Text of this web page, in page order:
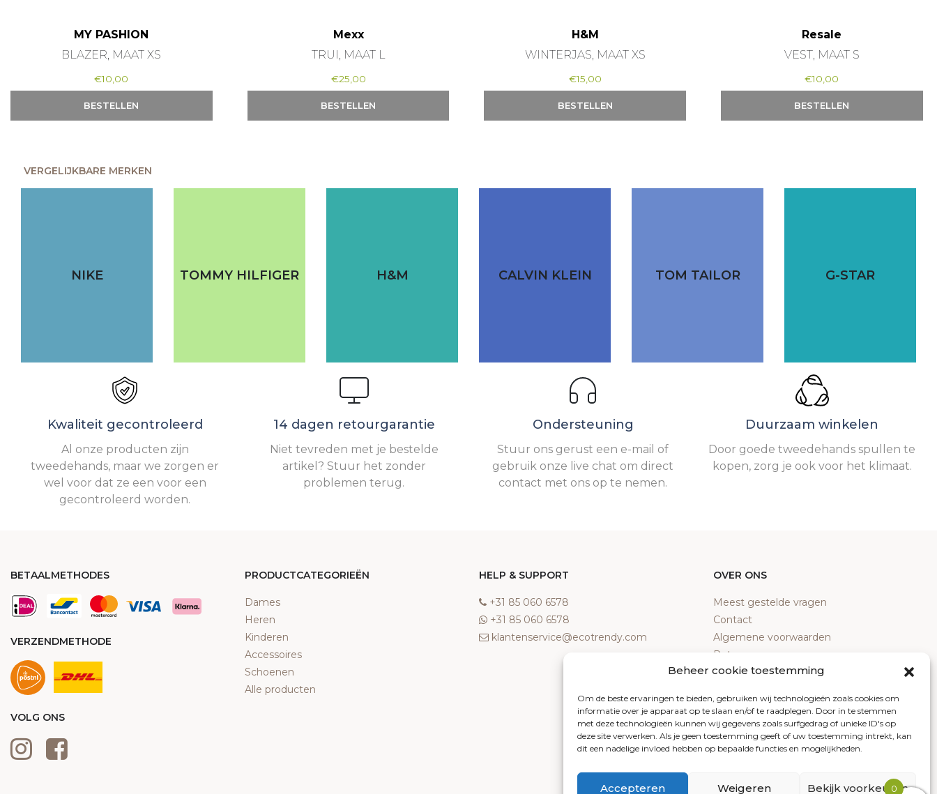
Beheer cookie toestemming
Om de beste ervaringen te bieden, gebruiken wij technologieën zoals cookies om
informatie over je apparaat op te slaan en/of te raadplegen. Door in te stemmen
met deze technologieën kunnen wij gegevens zoals surfgedrag of unieke ID's op
deze site verwerken. Als je geen toestemming geeft of uw toestemming intrekt, kan
dit een nadelige invloed hebben op bepaalde functies en mogelijkheden.
Accepteren Weigeren Bekijk voorkeuren
MY PASHION
BLAZER, MAAT XS
€10,00
BESTELLEN
Mexx
TRUI, MAAT L
€25,00
BESTELLEN
H&M
WINTERJAS, MAAT XS
€15,00
BESTELLEN
Resale
VEST, MAAT S
€10,00
BESTELLEN
VERGELIJKBARE MERKEN
NIKE TOMMY HILFIGER H&M CALVIN KLEIN TOM TAILOR G-STAR
Kwaliteit gecontroleerd
Al onze producten zijn
tweedehands, maar we zorgen er
wel voor dat ze een voor een
gecontroleerd worden.
14 dagen retourgarantie
Niet tevreden met je bestelde
artikel? Stuur het zonder
problemen terug.
Ondersteuning
Stuur ons gerust een e-mail of
gebruik onze live chat om direct
contact met ons op te nemen.
Duurzaam winkelen
Door goede tweedehands spullen te
kopen, zorg je ook voor het klimaat.
BETAALMETHODES
VERZENDMETHODE
VOLG ONS
PRODUCTCATEGORIEËN
Dames
Heren
Kinderen
Accessoires
Schoenen
Alle producten
HELP & SUPPORT
‎+31 85 060 6578
‎+31 85 060 6578
klantenservice@ecotrendy.com
OVER ONS
Meest gestelde vragen
Contact
Algemene voorwaarden
Retourneren
Klachten
Cookiebeleid
0